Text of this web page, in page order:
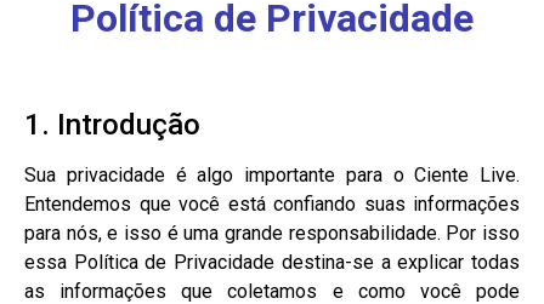
Política de Privacidade
1. Introdução
Sua privacidade é algo importante para o Ciente Live.
Entendemos que você está confiando suas informações
para nós, e isso é uma grande responsabilidade. Por isso
essa Política de Privacidade destina-se a explicar todas
as informações que coletamos e como você pode